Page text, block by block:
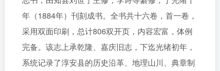
年（1884年）刊刻成书。全书共十六卷，首一卷，
采用双面印刷，总计806双开页，内容宏富，体例
完备。该志上承乾隆、嘉庆旧志，下迄光绪初年，
系统记录了淳安县的历史沿革、地理山川、典章制